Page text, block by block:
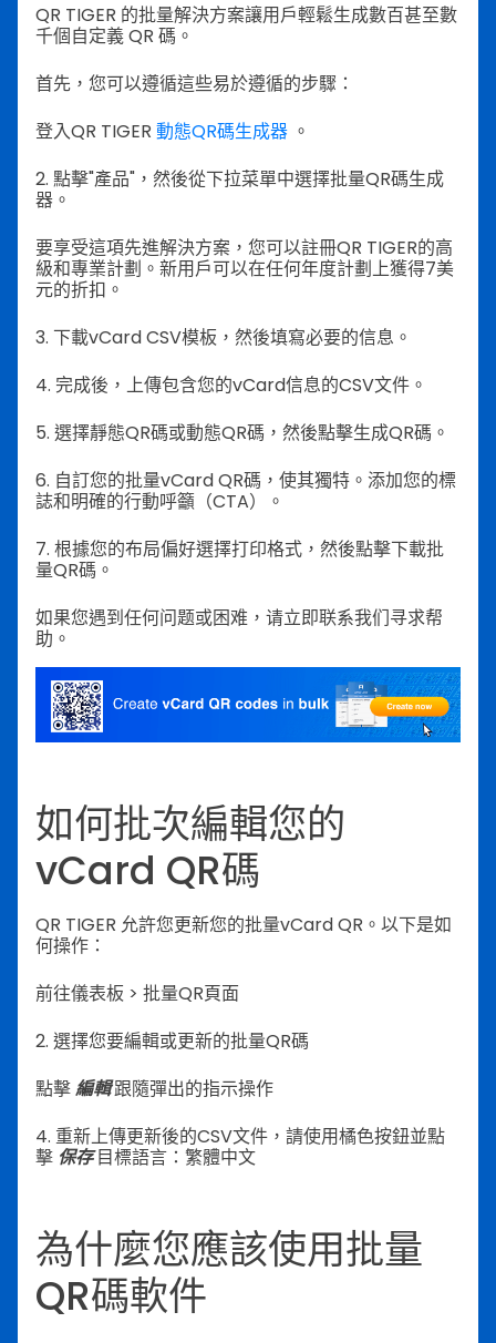
QR TIGER 的批量解決方案讓用戶輕鬆生成數百甚至數
千個自定義 QR 碼。
首先，您可以遵循這些易於遵循的步驟：
登入QR TIGER 動態QR碼生成器 。
2. 點擊"產品"，然後從下拉菜單中選擇批量QR碼生成
器。
要享受這項先進解決方案，您可以註冊QR TIGER的高
級和專業計劃。新用戶可以在任何年度計劃上獲得7美
元的折扣。
3. 下載vCard CSV模板，然後填寫必要的信息。
4. 完成後，上傳包含您的vCard信息的CSV文件。
5. 選擇靜態QR碼或動態QR碼，然後點擊生成QR碼。
6. 自訂您的批量vCard QR碼，使其獨特。添加您的標
誌和明確的行動呼籲（CTA）。
7. 根據您的布局偏好選擇打印格式，然後點擊下載批
量QR碼。
如果您遇到任何问题或困难，请立即联系我们寻求帮
助。
如何批次編輯您的
vCard QR碼
QR TIGER 允許您更新您的批量vCard QR。以下是如
何操作：
前往儀表板 > 批量QR頁面
2. 選擇您要編輯或更新的批量QR碼
點擊編輯跟隨彈出的指示操作
4. 重新上傳更新後的CSV文件，請使用橘色按鈕並點
擊 保存目標語言：繁體中文
為什麼您應該使用批量
QR碼軟件